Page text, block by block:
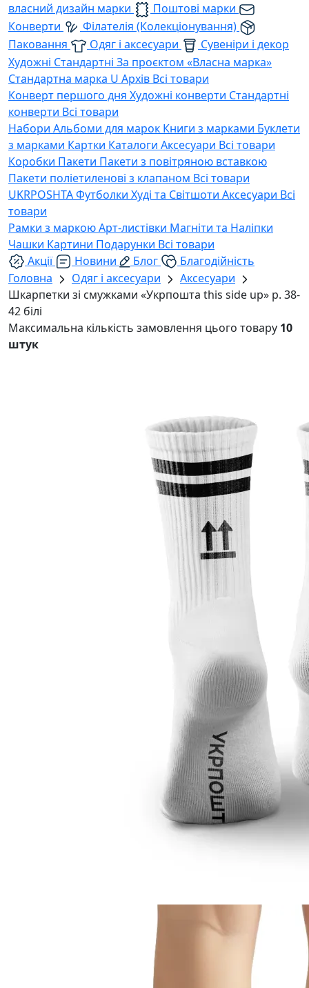
власний дизайн марки
Поштові марки
Конверти
Філателія (Колекціонування)
Паковання
Одяг і аксесуари
Сувеніри і декор
Художні Стандартні За проєктом «Власна марка»
Стандартна марка U Архів Всі товари
Конверт першого дня Художні конверти Стандартні
конверти Всі товари
Набори Альбоми для марок Книги з марками Буклети
з марками Картки Каталоги Аксесуари Всі товари
Коробки Пакети Пакети з повітряною вставкою
Пакети поліетиленові з клапаном Всі товари
UKRPOSHTAФутболки Худі та Світшоти Аксесуари Всі
товари
Рамки з маркоюАрт-листівки Магніти та Наліпки
Чашки Картини Подарунки Всі товари
Акції
Новини Блог
Благодійність
Головна
Одяг і аксесуари
Аксесуари
Шкарпетки зі смужками «Укрпошта this side up» р. 38-
42 білі
Максимальна кількість замовлення цього товару 10
штук